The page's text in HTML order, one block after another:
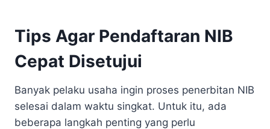
Tips Agar Pendaftaran NIB
Cepat Disetujui
Banyak pelaku usaha ingin proses penerbitan NIB
selesai dalam waktu singkat. Untuk itu, ada
beberapa langkah penting yang perlu